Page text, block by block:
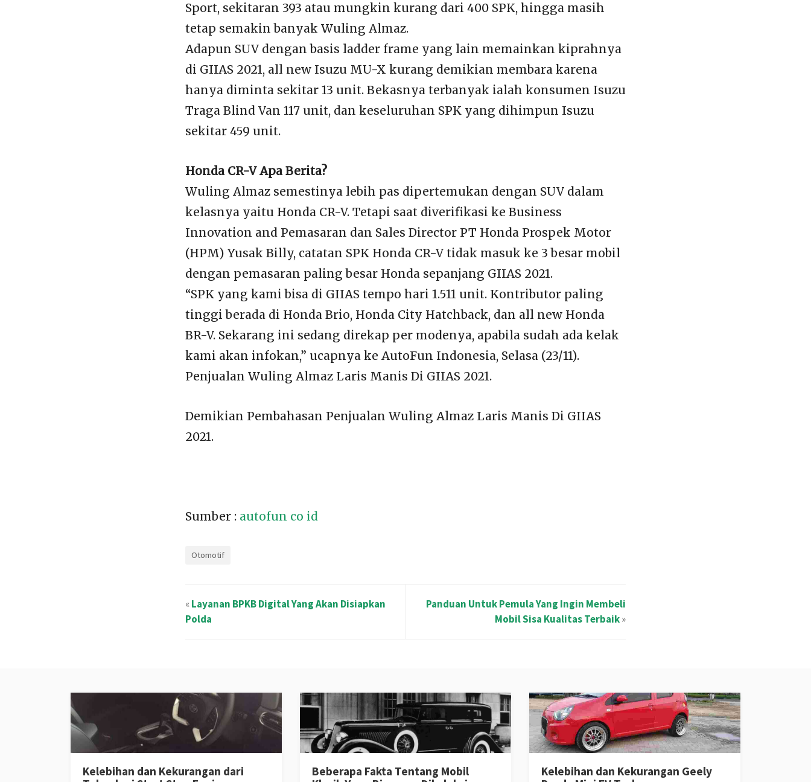
Sport, sekitaran 393 atau mungkin kurang dari 400 SPK, hingga masih
tetap semakin banyak Wuling Almaz.
Adapun SUV dengan basis ladder frame yang lain memainkan kiprahnya
di GIIAS 2021, all new Isuzu MU-X kurang demikian membara karena
hanya diminta sekitar 13 unit. Bekasnya terbanyak ialah konsumen Isuzu
Traga Blind Van 117 unit, dan keseluruhan SPK yang dihimpun Isuzu
sekitar 459 unit.
Honda CR-V Apa Berita?
Wuling Almaz semestinya lebih pas dipertemukan dengan SUV dalam
kelasnya yaitu Honda CR-V. Tetapi saat diverifikasi ke Business
Innovation and Pemasaran dan Sales Director PT Honda Prospek Motor
(HPM) Yusak Billy, catatan SPK Honda CR-V tidak masuk ke 3 besar mobil
dengan pemasaran paling besar Honda sepanjang GIIAS 2021.
“SPK yang kami bisa di GIIAS tempo hari 1.511 unit. Kontributor paling
tinggi berada di Honda Brio, Honda City Hatchback, dan all new Honda
BR-V. Sekarang ini sedang direkap per modenya, apabila sudah ada kelak
kami akan infokan,” ucapnya ke AutoFun Indonesia, Selasa (23/11).
Penjualan Wuling Almaz Laris Manis Di GIIAS 2021.
Demikian Pembahasan Penjualan Wuling Almaz Laris Manis Di GIIAS
2021.
Sumber : autofun co id
Otomotif
«Layanan BPKB Digital Yang Akan Disiapkan
Polda
Panduan Untuk Pemula Yang Ingin Membeli
Mobil Sisa Kualitas Terbaik»
Kelebihan dan Kekurangan dari
Beberapa Fakta Tentang Mobil
Kelebihan dan Kekurangan Geely